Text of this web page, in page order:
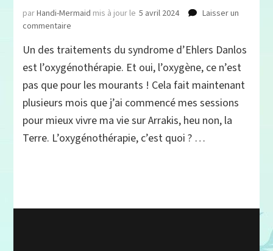
parHandi-Mermaid mis à jour le 5 avril 2024
Laisser un
commentaire
et
Syndrome
Danlos
:
pourquoi
et
comment
Un des traitements du syndrome d’Ehlers Danlos
est l’oxygénothérapie. Et oui, l’oxygène, ce n’est
pas que pour les mourants ! Cela fait maintenant
plusieurs mois que j’ai commencé mes sessions
pour mieux vivre ma vie sur Arrakis, heu non, la
Terre. L’oxygénothérapie, c’est quoi ? …